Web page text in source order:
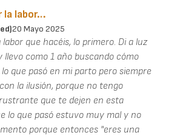
la labor…
20 Mayo 2025
que hacéis, lo primero. Di a luz
llevo como 1 año buscando cómo
que pasó en mi parto pero siempre
la ilusión, porque no tengo
que te dejen en esta
lo que pasó estuvo muy mal y no
porque entonces "eres una